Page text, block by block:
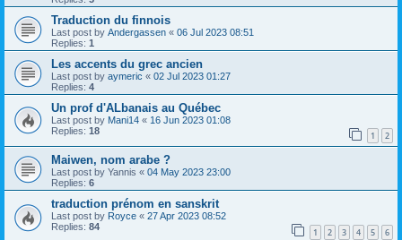
Traduction du finnois
Last post by Andergassen « 06 Jul 2023 08:51
Replies: 1
Les accents du grec ancien
Last post by aymeric « 02 Jul 2023 01:27
Replies: 4
Un prof d'ALbanais au Québec
Last post by Mani14 « 16 Jun 2023 01:08
Replies: 18 1 2
Maiwen, nom arabe ?
Last post by Yannis « 04 May 2023 23:00
Replies: 6
traduction prénom en sanskrit
Last post by Royce « 27 Apr 2023 08:52
Replies: 84 1 2 3 4 5 6